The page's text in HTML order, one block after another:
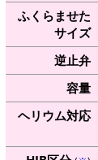
ふくらませた
サイズ
逆止弁
容量
ヘリウム対応